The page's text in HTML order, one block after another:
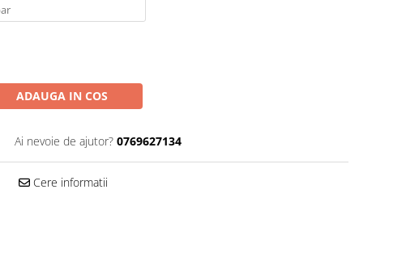
ADAUGA IN COS
Ai nevoie de ajutor? 0769627134
Cere informatii